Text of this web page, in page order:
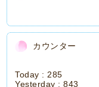
カウンター
Today : 285
Yesterday :843